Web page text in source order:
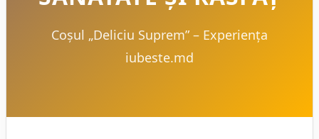
Coșul „Deliciu Suprem” – Experiența
iubeste.md